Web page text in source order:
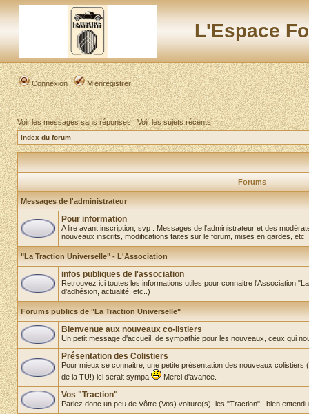
L'Espace
Connexion M’enregistrer
Voir les messages sans réponses|Voir les sujets récents
Index du forum
Forums
Messages de l'administrateur
Pour information
A lire avant inscription, svp : Messages de l'administrateur et des
nouveaux inscrits, modifications faites sur le forum, mises en gardes, etc..
"La Traction Universelle" - L'Association
infos publiques de l'association
Retrouvez ici toutes les informations utiles pour connaitre l'Association
d'adhésion, actualité, etc..)
Forums publics de "La Traction Universelle"
Bienvenue aux nouveaux co-listiers
Un petit message d'accueil, de sympathie pour les nouveaux, ceux qui
Présentation des Colistiers
Pour mieux se connaitre, une petite présentation des nouveaux
de la TU!) ici serait sympa
Merci d'avance.
Vos "Traction"
Parlez donc un peu de Vôtre (Vos) voiture(s), les "Traction"...bien entendu